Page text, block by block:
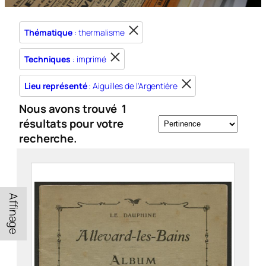
Thématique : thermalisme
Techniques : imprimé
Lieu représenté: Aiguilles de l'Argentière
Nous avons trouvé 1
résultats pour votre
recherche.
Affinage